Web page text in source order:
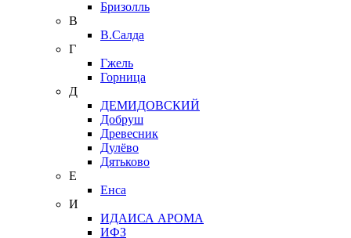
Бризолль
В
В.Салда
Г
Гжель
Горница
Д
ДЕМИДОВСКИЙ
Добруш
Древесник
Дулёво
Дятьково
Е
Енса
И
ИДАИСА АРОМА
ИФЗ